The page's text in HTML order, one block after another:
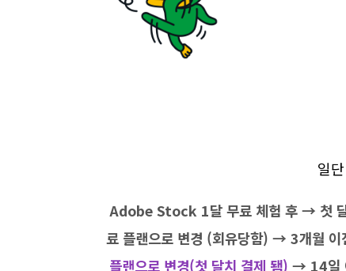
일단
Adobe Stock 1달 무료 체험 후 → 첫
료 플랜으로 변경 (회유당함) → 3개월
플랜으로 변경(첫 달치 결제 됌) → 14일